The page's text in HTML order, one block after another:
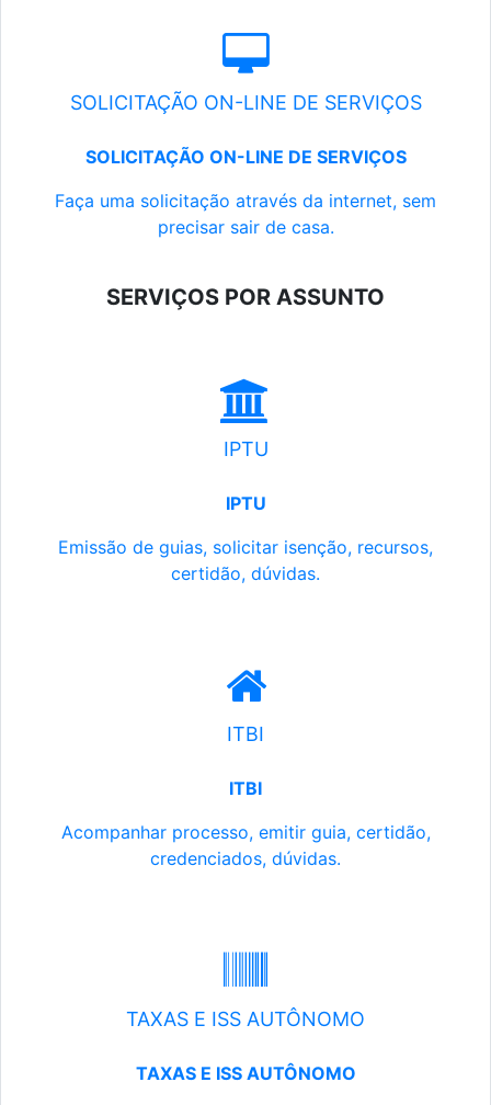
SOLICITAÇÃO ON-LINE DE SERVIÇOS
SOLICITAÇÃO ON-LINE DE SERVIÇOS
Faça uma solicitação através da internet, sem
precisar sair de casa.
SERVIÇOS POR ASSUNTO
IPTU
IPTU
Emissão de guias, solicitar isenção, recursos,
certidão, dúvidas.
ITBI
ITBI
Acompanhar processo, emitir guia, certidão,
credenciados, dúvidas.
TAXAS E ISS AUTÔNOMO
TAXAS E ISS AUTÔNOMO